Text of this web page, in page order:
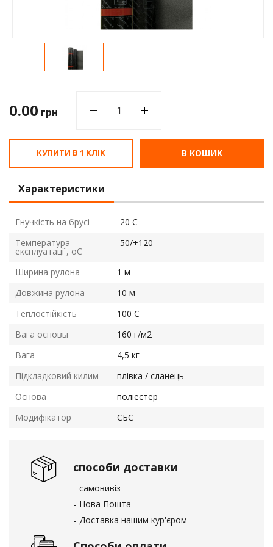
0.00 грн
КУПИТИ В 1 КЛІК В КОШИК
способи доставки
самовивіз
Нова Пошта
Доставка нашим кур'єром
Характеристики
Гнучкість на брусі
-20 С
Температура
експлуатації, оС
-50/+120
Ширина рулона
1 м
Довжина рулона
10 м
Теплостійкість
100 С
Вага основы
160 г/м2
Вага
4,5 кг
Підкладковий килим
плівка / сланець
Основа
поліестер
Модифікатор
СБС